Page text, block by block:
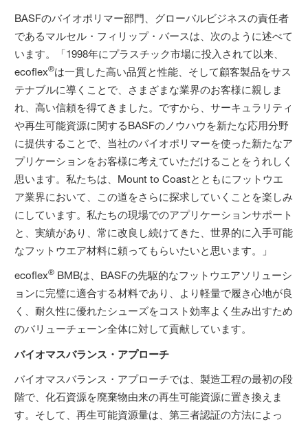
BASFのバイオポリマー部門、グローバルビジネスの責任者
であるマルセル・フィリップ・バースは、次のように述べて
います。「1998年にプラスチック市場に投入されて以来、
ecoflex®は一貫した高い品質と性能、そして顧客製品をサス
テナブルに導くことで、さまざまな業界のお客様に親しま
れ、高い信頼を得てきました。ですから、サーキュラリティ
や再生可能資源に関するBASFのノウハウを新たな応用分野
に提供することで、当社のバイオポリマーを使った新たなア
プリケーションをお客様に考えていただけることをうれしく
思います。私たちは、Mount to Coastとともにフットウエ
ア業界において、この道をさらに探求していくことを楽しみ
にしています。私たちの現場でのアプリケーションサポート
と、実績があり、常に改良し続けてきた、世界的に入手可能
なフットウエア材料に頼ってもらいたいと思います。」
ecoflex® BMBは、BASFの先駆的なフットウエアソリューシ
ョンに完璧に適合する材料であり、より軽量で履き心地が良
く、耐久性に優れたシューズをコスト効率よく生み出すため
のバリューチェーン全体に対して貢献しています。
バイオマスバランス・アプローチ
バイオマスバランス・アプローチでは、製造工程の最初の段
階で、化石資源を廃棄物由来の再生可能資源に置き換えま
す。そして、再生可能資源量は、第三者認証の方法によっ